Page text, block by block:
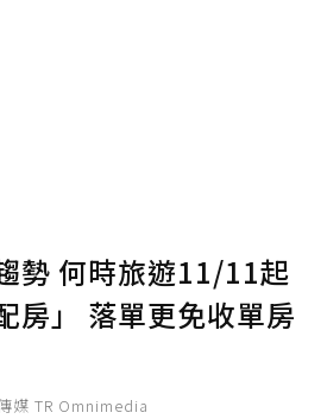
確認送出
勢 何時旅遊11/11起
房」 落單更免收單房
媒 TR Omnimedia